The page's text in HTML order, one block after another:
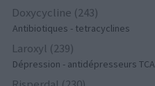
Doxycycline (243)
Antibiotiques - tetracyclines
Laroxyl (239)
Dépression - antidépresseurs TCA